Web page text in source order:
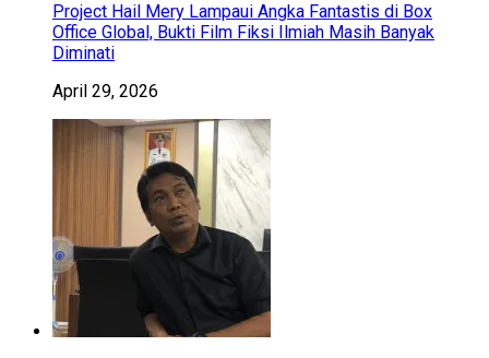
Project Hail Mery Lampaui Angka Fantastis di Box
Office Global, Bukti Film Fiksi Ilmiah Masih Banyak
Diminati
April 29, 2026